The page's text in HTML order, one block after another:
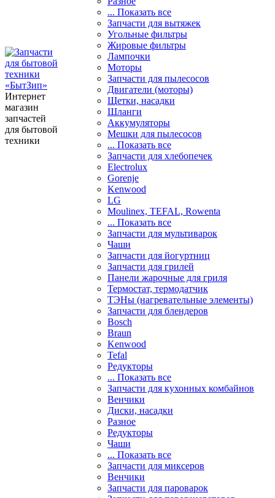
Интернет
магазин
запчастей
для бытовой
техники
... Показать все
Запчасти для вытяжек
Угольные фильтры
Жировые фильтры
Лампочки
Моторы
Запчасти для пылесосов
Двигатели (моторы)
Щетки, насадки
Шланги
Аккумуляторы
Мешки для пылесосов
... Показать все
Запчасти для хлебопечек
Electrolux
Gorenje
Kenwood
LG
Moulinex, TEFAL, Rowenta
... Показать все
Запчасти для мультиварок
Чаши
Запчасти для йогуртниц
Запчасти для грилей
Панели жарочные для гриля
Термостат, термодатчик
ТЭНы (нагревательные элементы)
Запчасти для блендеров
Bosch
Braun
Kenwood
Tefal
Редукторы
... Показать все
Запчасти для кухонных комбайнов
Венчики
Диски, насадки
Разное
Редукторы
Чаши
... Показать все
Запчасти для миксеров
Венчики
Запчасти для пароварок